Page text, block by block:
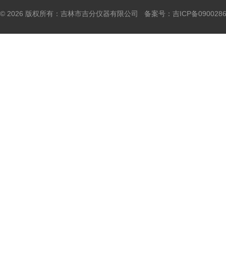
© 2026 版权所有：吉林市吉分仪器有限公司 备案号： 吉ICP备